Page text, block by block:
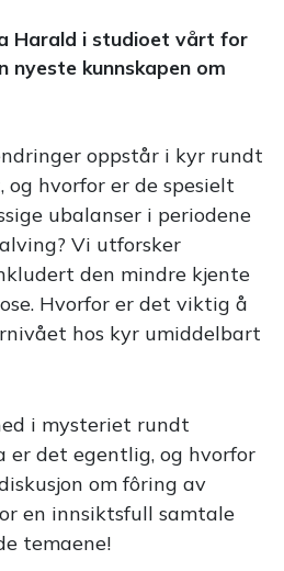
Harald i studioet vårt for
nyeste kunnskapen om
oppstår i kyr rundt
hvorfor er de spesielt
ubalanser i periodene
Vi utforsker
den mindre kjente
Hvorfor er det viktig å
hos kyr umiddelbart
i mysteriet rundt
er det egentlig, og hvorfor
om fôring av
en innsiktsfull samtale
temaene!